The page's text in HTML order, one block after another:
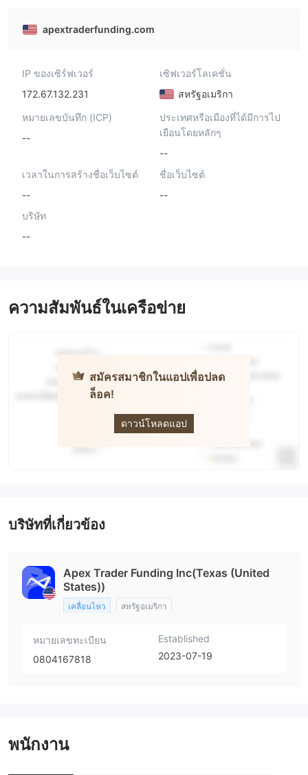
apextraderfunding.com
IP ของเซิร์ฟเวอร์
172.67.132.231
เซิฟเวอร์โลเคชั่น
สหรัฐอเมริกา
หมายเลขบันทึก (ICP)
--
ประเทศหรือเมืองที่ได้มีการไป
เยือนโดยหลักๆ
--
เวลาในการสร้างชื่อเว็บไซต์
--
ชื่อเว็บไซต์
--
บริษัท
--
ความสัมพันธ์ในเครือข่าย
สมัครสมาชิกในแอปเพื่อปลด
ล็อค!
ดาวน์โหลดแอป
บริษัทที่เกี่ยวข้อง
Apex Trader Funding Inc(Texas (United
States))
เคลื่อนไหว สหรัฐอเมริกา
หมายเลขทะเบียน
0804167818
Established
2023-07-19
พนักงาน